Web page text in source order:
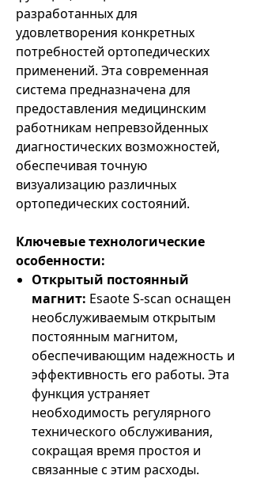
разработанных для
удовлетворения конкретных
потребностей ортопедических
применений. Эта современная
система предназначена для
предоставления медицинским
работникам непревзойденных
диагностических возможностей,
обеспечивая точную
визуализацию различных
ортопедических состояний.
Ключевые технологические
особенности:
Открытый постоянный
магнит: Esaote S-scan оснащен
необслуживаемым открытым
постоянным магнитом,
обеспечивающим надежность и
эффективность его работы. Эта
функция устраняет
необходимость регулярного
технического обслуживания,
сокращая время простоя и
связанные с этим расходы.